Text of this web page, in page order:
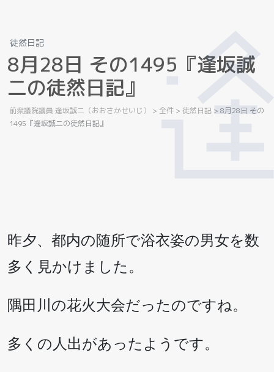
徒然日記
8月28日 その1495 『逢坂誠
二の徒然日記』
前衆議院議員 逢坂誠二（おおさかせいじ） > 全件 > 徒然日記 >8月28日 その
1495『逢坂誠二の徒然日記』
昨夕、都内の随所で浴衣姿の男女を数
多く見かけました。
隅田川の花火大会だったのですね。
多くの人出があったようです。